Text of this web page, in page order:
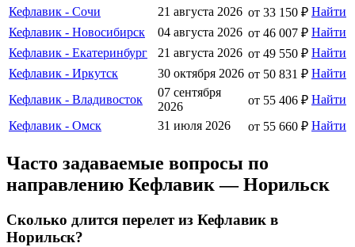
Кефлавик - Сочи
21 августа 2026 от 33 150 ₽ Найти
Кефлавик - Новосибирск
04 августа 2026 от 46 007 ₽ Найти
Кефлавик - Екатеринбург
21 августа 2026 от 49 550 ₽ Найти
Кефлавик - Иркутск
30 октября 2026 от 50 831 ₽ Найти
Кефлавик - Владивосток
07 сентября
2026
от 55 406 ₽ Найти
Кефлавик - Омск
31 июля 2026 от 55 660 ₽ Найти
Часто задаваемые вопросы по
направлению Кефлавик — Норильск
Сколько длится перелет из Кефлавик в
Норильск?